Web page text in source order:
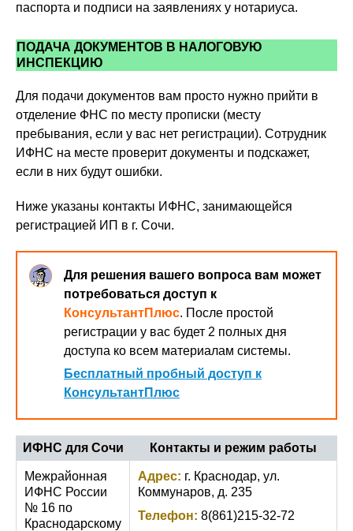
паспорта и подписи на заявлениях у нотариуса.
ПОДАЧА ДОКУМЕНТОВ В НАЛОГОВУЮ
ИНСПЕКЦИЮ
Для подачи документов вам просто нужно прийти в
отделение ФНС по месту прописки (месту
пребывания, если у вас нет регистрации). Сотрудник
ИФНС на месте проверит документы и подскажет,
если в них будут ошибки.
Ниже указаны контакты ИФНС, занимающейся
регистрацией ИП в г. Сочи.
Для решения вашего вопроса вам может
потребоваться доступ к
КонсультантПлюс. После простой
регистрации у вас будет 2 полных дня
доступа ко всем материалам системы.
Бесплатный пробный доступ к
КонсультантПлюс
ИФНС для Сочи Контакты и режим работы
Межрайонная
ИФНС России
№ 16 по
Краснодарскому
Адрес: г. Краснодар, ул.
Коммунаров, д. 235
Телефон: 8(861)215-32-72